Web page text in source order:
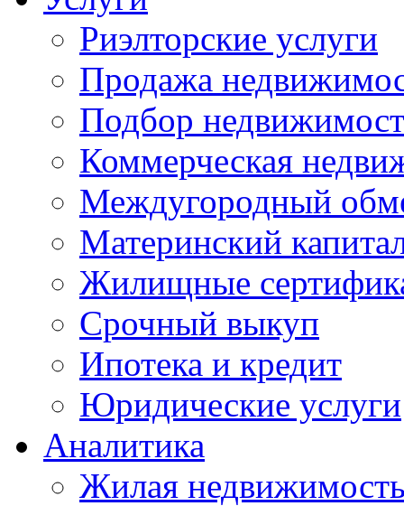
Риэлторские услуги
Продажа
Подбор
Коммерческая
Междугородный
Материнский
Жилищные
Срочный выкуп
Ипотека и кредит
Юридические услуги
Аналитика
Жилая